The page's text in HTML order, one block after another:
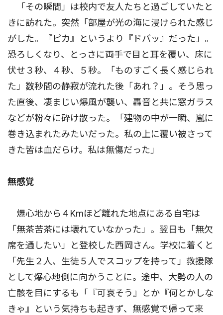
「その瞬間」は校内で友人たちと過ごしていたと
きに訪れた。突然「部屋が光の海に浸けられた感じ
がした。『ピカ』というより『ドバッ』だった」。
恐ろしくなり、とっさに両手で目と耳を覆い、床に
伏せ３秒、４秒、５秒。「ものすごく長く感じられ
た」数秒間の静寂が流れた後「あれ？」。そう思っ
た直後、凄まじい爆風が襲い、轟音と共に窓ガラス
などが粉々に砕け散った。「建物の中が一瞬、嵐に
巻き込まれたみたいだった。私の上に覆い被さって
きた皆は血だらけ。私は無傷だった」
無感覚
爆心地から４Kmほど離れた地点にある自宅は
「無茶苦茶には壊れていなかった」。翌日も「無欠
席を通したい」と登校した西岡さん。学校に着くと
「先生２人、生徒５人でスコップを持って」救援隊
として爆心地側に向かうことに。途中、大勢の人の
亡骸を目にするも「『可哀そう』とか『何とかしな
きゃ』という気持ちも起きず、無感覚で帰って来